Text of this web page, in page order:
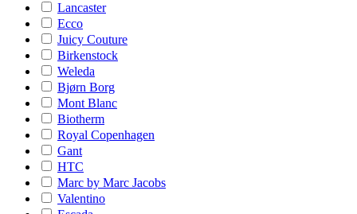
Lancaster
Ecco
Juicy Couture
Birkenstock
Weleda
Bjørn Borg
Mont Blanc
Biotherm
Royal Copenhagen
Gant
HTC
Marc by Marc Jacobs
Valentino